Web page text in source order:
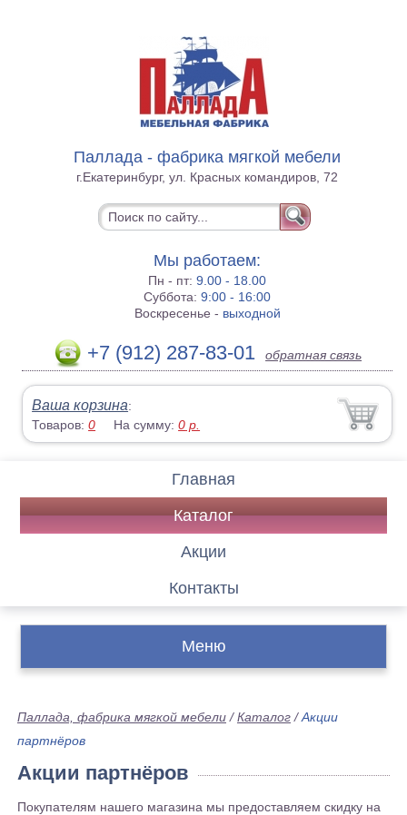
Паллада - фабрика мягкой мебели
г.Екатеринбург, ул. Красных командиров, 72
Мы работаем:
Пн - пт:9.00 - 18.00
Суббота:9:00 - 16:00
Воскресенье - выходной
+7 (912) 287-83-01 обратная связь
Ваша корзина:
Товаров:0 На сумму:0 р.
Главная
Каталог
Акции
Контакты
Меню
Паллада, фабрика мягкой мебели /Каталог /Акции
партнёров
Акции партнёров
Покупателям нашего магазина мы предоставляем скидку на